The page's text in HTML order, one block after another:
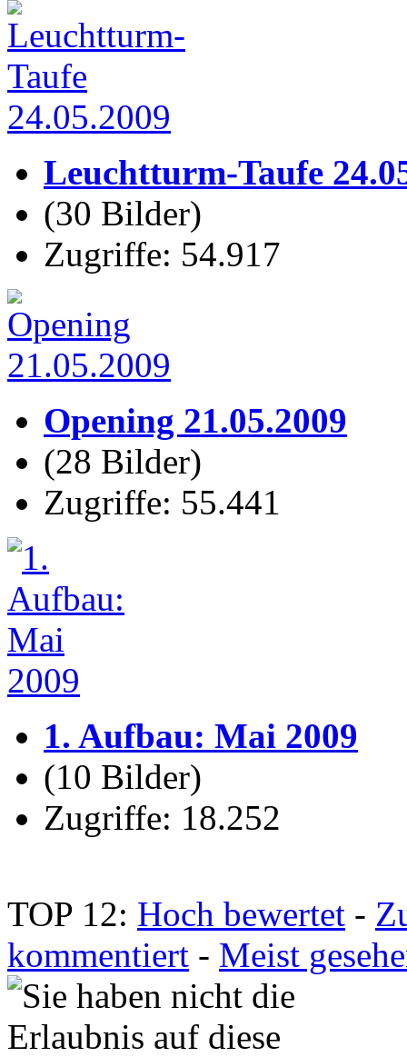
Leuchtturm-Taufe
(30 Bilder)
Zugriffe: 54.917
Opening 21.05.2009
(28 Bilder)
Zugriffe: 55.441
1. Aufbau: Mai 2009
(10 Bilder)
Zugriffe: 18.252
TOP 12: Hoch bewertet -
kommentiert - Meist